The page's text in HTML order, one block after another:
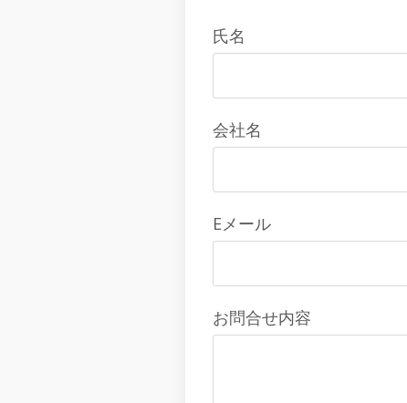
氏名
会社名
Eメール
お問合せ内容